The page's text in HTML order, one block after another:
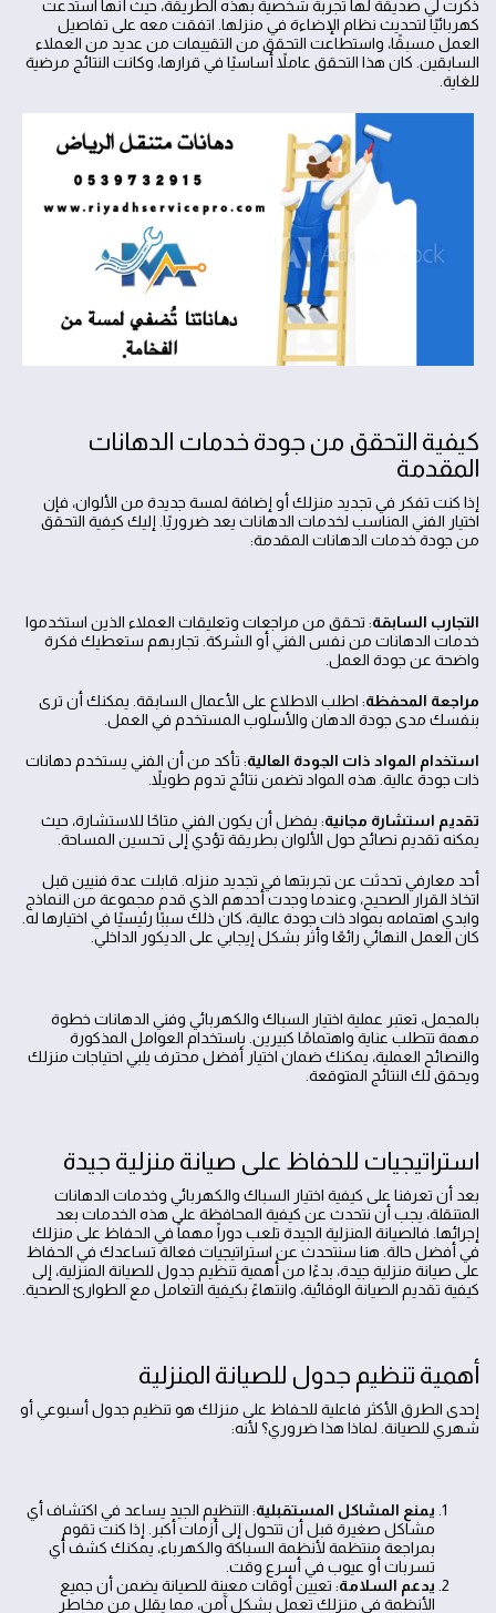
ذكرت لي صديقة لها تجربة شخصية بهذه الطريقة، حيث أنها استدعت
كهربائيًا لتحديث نظام الإضاءة في منزلها. اتفقت معه على تفاصيل
العمل مسبقًا، واستطاعت التحقق من التقييمات من عديد من العملاء
السابقين. كان هذا التحقق عاملاً أساسيًا في قرارها، وكانت النتائج مرضية
للغاية.
كيفية التحقق من جودة خدمات الدهانات
المقدمة
إذا كنت تفكر في تجديد منزلك أو إضافة لمسة جديدة من الألوان، فإن
اختيار الفني المناسب لخدمات الدهانات يعد ضروريًا. إليك كيفية التحقق
من جودة خدمات الدهانات المقدمة:
التجارب السابقة: تحقق من مراجعات وتعليقات العملاء الذين استخدموا
خدمات الدهانات من نفس الفني أو الشركة. تجاربهم ستعطيك فكرة
واضحة عن جودة العمل.
مراجعة المحفظة: اطلب الاطلاع على الأعمال السابقة. يمكنك أن ترى
بنفسك مدى جودة الدهان والأسلوب المستخدم في العمل.
استخدام المواد ذات الجودة العالية: تأكد من أن الفني يستخدم دهانات
ذات جودة عالية. هذه المواد تضمن نتائج تدوم طويلاً.
تقديم استشارة مجانية: يفضل أن يكون الفني متاحًا للاستشارة، حيث
يمكنه تقديم نصائح حول الألوان بطريقة تؤدي إلى تحسين المساحة.
أحد معارفي تحدثت عن تجربتها في تجديد منزله. قابلت عدة فنيين قبل
اتخاذ القرار الصحيح، وعندما وجدت أحدهم الذي قدم مجموعة من النماذج
وابدي اهتمامه بمواد ذات جودة عالية، كان ذلك سببًا رئيسيًا في اختيارها له.
كان العمل النهائي رائعًا وأثر بشكل إيجابي على الديكور الداخلي.
بالمجمل، تعتبر عملية اختيار السباك والكهربائي وفني الدهانات خطوة
مهمة تتطلب عناية واهتمامًا كبيرين. باستخدام العوامل المذكورة
والنصائح العملية، يمكنك ضمان اختيار أفضل محترف يلبي احتياجات منزلك
ويحقق لك النتائج المتوقعة.
استراتيجيات للحفاظ على صيانة منزلية جيدة
بعد أن تعرفنا على كيفية اختيار السباك والكهربائي وخدمات الدهانات
المتنقلة، يجب أن نتحدث عن كيفية المحافظة على هذه الخدمات بعد
إجرائها. فالصيانة المنزلية الجيدة تلعب دوراً مهماً في الحفاظ على منزلك
في أفضل حالة. هنا سنتحدث عن استراتيجيات فعالة تساعدك في الحفاظ
على صيانة منزلية جيدة، بدءًا من أهمية تنظيم جدول للصيانة المنزلية، إلى
كيفية تقديم الصيانة الوقائية، وانتهاءً بكيفية التعامل مع الطوارئ الصحية.
أهمية تنظيم جدول للصيانة المنزلية
إحدى الطرق الأكثر فاعلية للحفاظ على منزلك هو تنظيم جدول أسبوعي أو
شهري للصيانة. لماذا هذا ضروري؟ لأنه:
يمنع المشاكل المستقبلية: التنظيم الجيد يساعد في اكتشاف أي
مشاكل صغيرة قبل أن تتحول إلى أزمات أكبر. إذا كنت تقوم
بمراجعة منتظمة لأنظمة السباكة والكهرباء، يمكنك كشف أي
تسربات أو عيوب في أسرع وقت.
يدعم السلامة: تعيين أوقات معينة للصيانة يضمن أن جميع
الأنظمة في منزلك تعمل بشكل آمن، مما يقلل من مخاطر